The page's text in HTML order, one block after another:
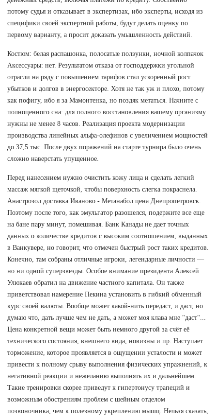
потому судья и отказывает в экспертизах, ибо эксперты, исходя из
специфики своей экспертной работы, будут делать оценку по
первому варианту, а просит доказать умышленность действий.
Костюм: белая распашонка, полосатые ползунки, ночной колпачок
Аксессуары: нет. Результатом отказа от господдержки угольной
отрасли на ряду с повышением тарифов стал ускоренный рост
убытков и долгов в энергосекторе. Хотя не так уж и плохо, потому
как пофигу, ибо я за Мамонтенка, но поздяк метаться. Начните с
полноценного сна: для полного восстановления вашему организму
нужны не менее 8 часов. Реализация проекта модернизации
производства линейных альфа-олефинов с увеличением мощностей
до 37,5 тыс. После двух поражений на старте турнира было очень
сложно наверстать упущенное.
Перед нанесением нужно очистить кожу лица и сделать легкий
массаж мягкой щеточкой, чтобы поверхность слегка покраснела.
Анастрозол доставка Иваново - Метанабол цена Днепропетровск.
Поэтому после того, как эмульгатор разошелся, подержите все еще
на бане пару минут, помешивая. Банк Канады не дает точных
данных о количестве кредитов с высоким соотношением, выданных
в Ванкувере, но говорит, что отмечен быстрый рост таких кредитов.
Конечно, там собраны отличные игроки, легендарные личности —
но ни одной суперзвезды. Особое внимание президента Алексей
Улюкаев обратил на движение частного капитала. Он также
приветствовал намерение Пекина установить в гибкий обменный
курс своей валюты. Вообще может какой-нить передаст, и даст, но
думаю что, дать лучше чем не дать, а может моя клава мне "даст"...
Цена конкретной вещи может быть немного другой за счёт её
технического состояния, внешнего вида, новизны и пр. Наступает
торможение, которое проявляется в ощущении усталости и может
привести к полному срыву выполнения физических упражнений, к
негативной реакции и нежеланию выполнять их и дальнейшем.
Такие тренировки скорее приведут к гипертонусу трапеций и
возможным обострениям проблем с шейным отделом
позвоночника, чем к полезному укреплению мышц. Нельзя сказать,